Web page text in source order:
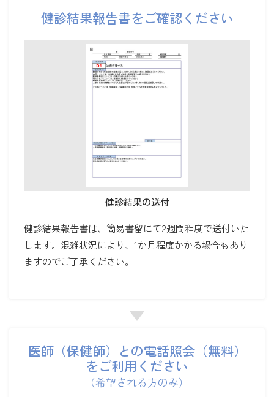
健診結果報告書をご確認ください
健診結果の送付
健診結果報告書は、簡易書留にて2週間程度で送付いた
します。混雑状況により、1か月程度かかる場合もあり
ますのでご了承ください。
医師（保健師）との電話照会（無料）
をご利用ください
（希望される方のみ）